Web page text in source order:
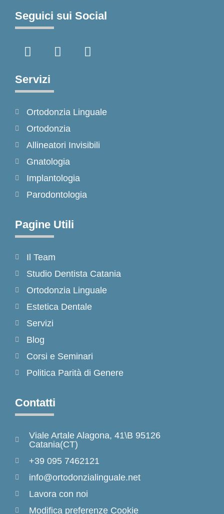
Seguici sui Social
a
e
b
o
k
-
f
n
r
a
m
i
Servizi
Ortodonzia Linguale
Ortodonzia
Allineatori Invisibili
Gnatologia
Implantologia
Parodontologia
Pagine Utili
Il Team
Studio Dentista Catania
Ortodonzia Linguale
Estetica Dentale
Servizi
Blog
Corsi e Seminari
Politica Parità di Genere
Contatti
Viale Artale Alagona, 41\B 95126
Catania(CT)
+39 095 7462121
info@ortodonzialinguale.net
Lavora con noi
Modifica preferenze Cookie